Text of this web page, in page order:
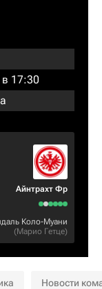
17:30
Айнтрахт Фр
Коло-Муани
(Марио Гетце)
Новости